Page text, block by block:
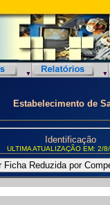
Estabelecimento de
Identificação
ULTIMA ATUALIZAÇÃO EM: